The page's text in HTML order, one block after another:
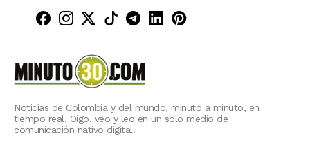
Minuto30 en Facebook
Minuto30 en Instagram
Minuto30 en X (Twitter)
Minuto30 en TikTok
Canal de Minuto30 en
Minuto30 en LinkedIn
Minuto30 en
Noticias de Colombia y del mundo, minuto a minuto, en
tiempo real. Oigo, veo y leo en un solo medio de
comunicación nativo digital.